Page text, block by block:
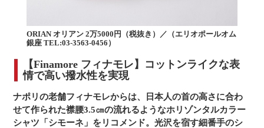
ORIAN オリアン 2万5000円（税抜き）／（エリオポールオム
銀座 TEL:03-3563-0456）
【Finamore フィナモレ】コットンライクな表
情で高い撥水性を実現
ナポリの老舗フィナモレからは、日本人の首の高さに合わ
せて作られた襟腰3.5㎝の流れるようなホリゾンタルカラー
シャツ「シモーネ」をリコメンド。光沢を宿す細番手のシ